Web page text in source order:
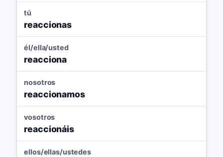
tú
reaccionas
él/ella/usted
reacciona
nosotros
reaccionamos
vosotros
reaccionáis
ellos/ellas/ustedes